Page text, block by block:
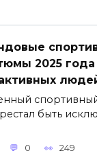
2025
быть
0 249